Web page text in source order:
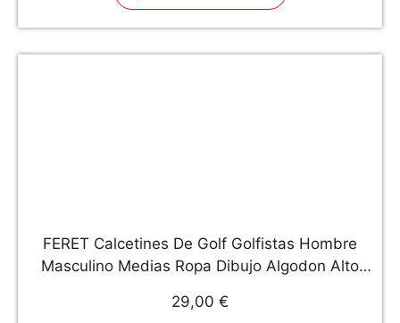
FERET Calcetines De Golf Golfistas Hombre
Masculino Medias Ropa Dibujo Algodon Alto
29,00 €